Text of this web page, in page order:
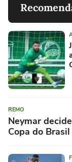
REMO
Neymar
Copa do Brasil